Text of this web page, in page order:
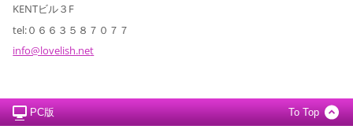
KENTビル３F
tel:０６６３５８７０７７
info@lovelish.net
PC版 To Top